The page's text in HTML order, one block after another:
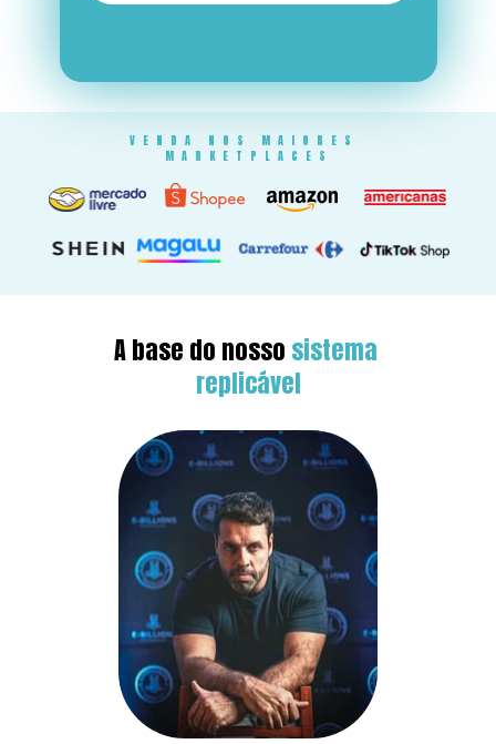
VENDA NOS MAIORES
MARKETPLACES
A base do nosso sistema
replicável